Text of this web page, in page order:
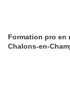
Formation pro
Chalons-en-